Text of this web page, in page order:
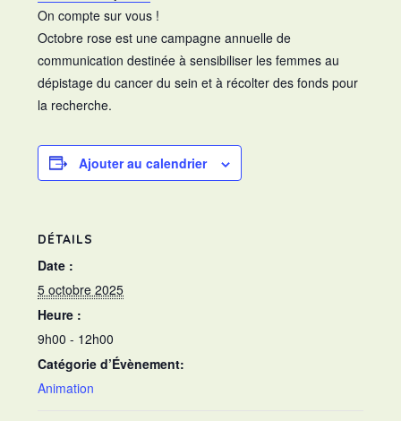
On compte sur vous !
Octobre rose est une campagne annuelle de
communication destinée à sensibiliser les femmes au
dépistage du cancer du sein et à récolter des fonds pour
la recherche.
Ajouter au calendrier
DÉTAILS
Date :
5 octobre 2025
Heure :
9h00 - 12h00
Catégorie d’Évènement:
Animation